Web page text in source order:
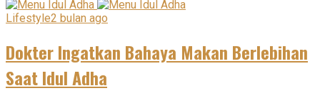
Lifestyle2 bulan ago
Dokter Ingatkan Bahaya Makan Berlebihan
Saat Idul Adha